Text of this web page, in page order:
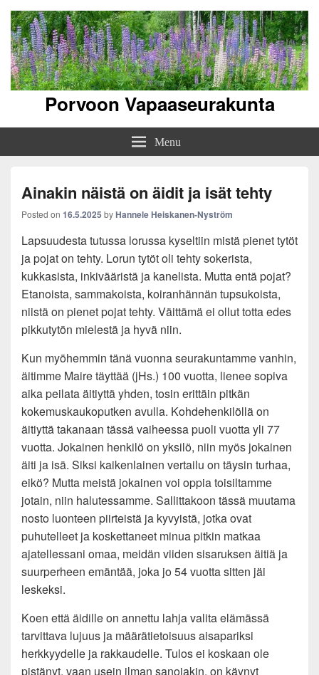
Porvoon Vapaaseurakunta
Menu
Ainakin näistä on äidit ja isät tehty
Posted on 16.5.2025 byHannele Heiskanen-Nyström
Lapsuudesta tutussa lorussa kyseltiin mistä pienet tytöt
ja pojat on tehty. Lorun tytöt oli tehty sokerista,
kukkasista, inkivääristä ja kanelista. Mutta entä pojat?
Etanoista, sammakoista, koiranhännän tupsukoista,
niistä on pienet pojat tehty. Väittämä ei ollut totta edes
pikkutytön mielestä ja hyvä niin.
Kun myöhemmin tänä vuonna seurakuntamme vanhin,
äitimme Maire täyttää (jHs.) 100 vuotta, lienee sopiva
aika peilata äitiyttä yhden, tosin erittäin pitkän
kokemuskaukoputken avulla. Kohdehenkilöllä on
äitiyttä takanaan tässä vaiheessa puoli vuotta yli 77
vuotta. Jokainen henkilö on yksilö, niin myös jokainen
äiti ja isä. Siksi kaikenlainen vertailu on täysin turhaa,
eikö? Mutta meistä jokainen voi oppia toisiltamme
jotain, niin halutessamme. Sallittakoon tässä muutama
nosto luonteen piirteistä ja kyvyistä, jotka ovat
puhutelleet ja koskettaneet minua pitkin matkaa
ajatellessani omaa, meidän viiden sisaruksen äitiä ja
suurperheen emäntää, joka jo 54 vuotta sitten jäi
leskeksi.
Koen että äidille on annettu lahja valita elämässä
tarvittava lujuus ja määrätietoisuus aisapariksi
herkkyydelle ja rakkaudelle. Tulos ei koskaan ole
pistänyt, vaan usein ilman sanojakin, on käynyt